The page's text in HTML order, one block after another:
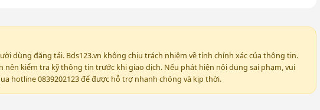
dùng đăng tải. Bds123.vn không chịu trách nhiệm về tính chính xác của thông tin.
nên kiểm tra kỹ thông tin trước khi giao dịch. Nếu phát hiện nội dung sai phạm, vui
hotline 0839202123 để được hỗ trợ nhanh chóng và kịp thời.